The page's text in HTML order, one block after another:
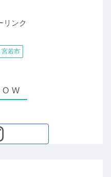
リンク
宮若市